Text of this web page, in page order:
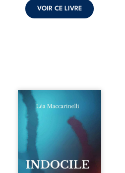
VOIR CE LIVRE
Quatre parties.
Quatre refus.
Quatre visages
d’une existence en
friction. Entre les
silences qu’on ne
déchiffre pas, les
amours qu’on
dérange, les corps